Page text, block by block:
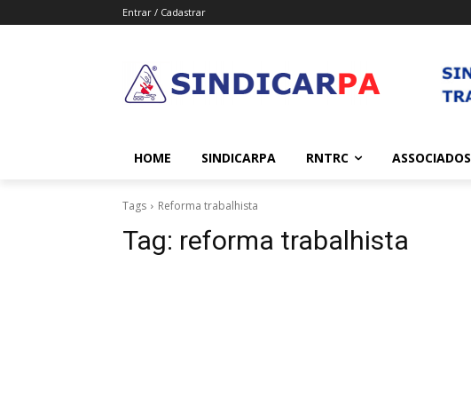
Entrar / Cadastrar
HOME SINDICARPA RNTRC ASSOCIADOS
Tags Reforma trabalhista
Tag: reforma trabalhista